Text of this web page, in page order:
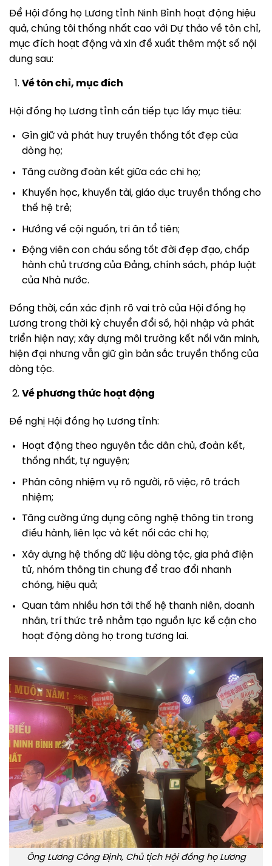
Để Hội đồng họ Lương tỉnh Ninh Bình hoạt động hiệu
quả, chúng tôi thống nhất cao với Dự thảo về tôn chỉ,
mục đích hoạt động và xin đề xuất thêm một số nội
dung sau:
Về tôn chỉ, mục đích
Hội đồng họ Lương tỉnh cần tiếp tục lấy mục tiêu:
Gìn giữ và phát huy truyền thống tốt đẹp của
dòng họ;
Tăng cường đoàn kết giữa các chi họ;
Khuyến học, khuyến tài, giáo dục truyền thống cho
thế hệ trẻ;
Hướng về cội nguồn, tri ân tổ tiên;
Động viên con cháu sống tốt đời đẹp đạo, chấp
hành chủ trương của Đảng, chính sách, pháp luật
của Nhà nước.
Đồng thời, cần xác định rõ vai trò của Hội đồng họ
Lương trong thời kỳ chuyển đổi số, hội nhập và phát
triển hiện nay; xây dựng môi trường kết nối văn minh,
hiện đại nhưng vẫn giữ gìn bản sắc truyền thống của
dòng tộc.
Về phương thức hoạt động
Đề nghị Hội đồng họ Lương tỉnh:
Hoạt động theo nguyên tắc dân chủ, đoàn kết,
thống nhất, tự nguyện;
Phân công nhiệm vụ rõ người, rõ việc, rõ trách
nhiệm;
Tăng cường ứng dụng công nghệ thông tin trong
điều hành, liên lạc và kết nối các chi họ;
Xây dựng hệ thống dữ liệu dòng tộc, gia phả điện
tử, nhóm thông tin chung để trao đổi nhanh
chóng, hiệu quả;
Quan tâm nhiều hơn tới thế hệ thanh niên, doanh
nhân, trí thức trẻ nhằm tạo nguồn lực kế cận cho
hoạt động dòng họ trong tương lai.
Ông Lương Công Định, Chủ tịch Hội đồng họ Lương